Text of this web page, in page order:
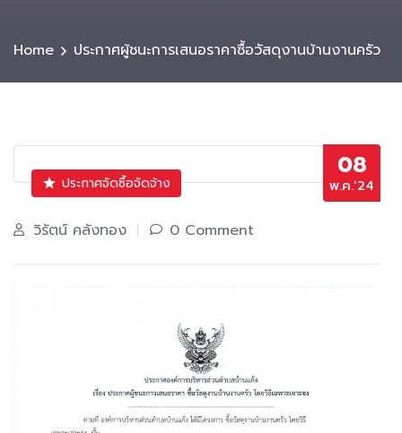
Home ประกาศผู้ชนะการเสนอราคาซื้อวัสดุงานบ้านงานครัว
08
พ.ค.’24
ประกาศจัดซื้อจัดจ้าง
วิรัตน์ คลังทอง 0 Comment